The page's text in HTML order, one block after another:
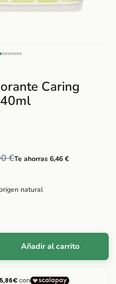
Caring
€Te ahorras 6,46 €
natural
Añadir al carrito